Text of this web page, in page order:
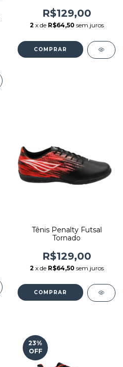
R$129,00
2 x de R$64,50 sem juros
COMPRAR
Tênis Penalty Futsal
Tornado
R$129,00
2 x de R$64,50 sem juros
COMPRAR
23%
OFF